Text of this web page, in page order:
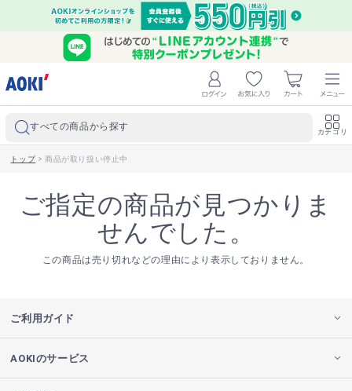
すべての商品から探す カテゴリ
トップ> 商品が取り扱い停止中
ご指定の商品が見つかりま
せんでした。
この商品は売り切れなどの理由により表示しておりません。
ご利用ガイド
AOKIのサービス